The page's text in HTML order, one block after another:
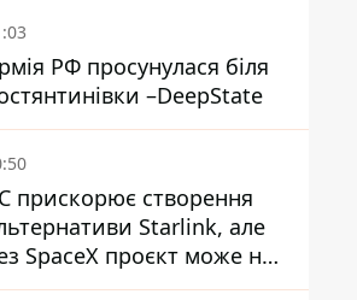
РФ просунулася біля
–DeepState
прискорює створення
Starlink, але
SpaceX проєкт може не